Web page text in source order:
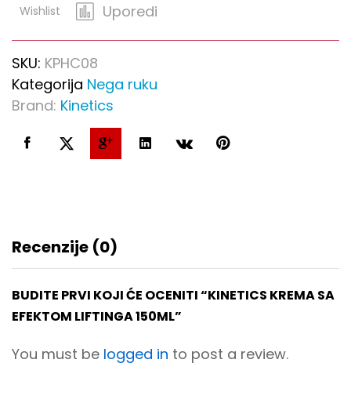
efektom
liftinga
150ml
quantity
Wishlist Uporedi
SKU: KPHC08
Kategorija Nega ruku
Brand: Kinetics
Recenzije (0)
BUDITE PRVI KOJI ĆE OCENITI “KINETICS KREMA SA
EFEKTOM LIFTINGA 150ML”
You must be logged in to post a review.